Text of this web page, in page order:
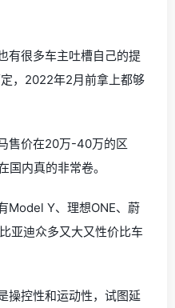
有很多车主吐槽自己的提
，2022年2月前拿上都够
售价在20万-40万的区
国内真的非常卷。
Model Y、理想ONE、蔚
亚迪众多又大又性价比车
操控性和运动性，试图延